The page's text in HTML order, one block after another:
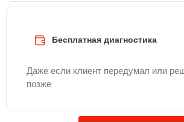
Бесплатная диагностика
Даже если клиент передумал или
позже